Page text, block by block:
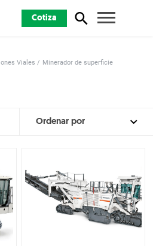
Cotiza
Viales Minerador de superficie